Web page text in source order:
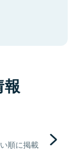
順に掲載